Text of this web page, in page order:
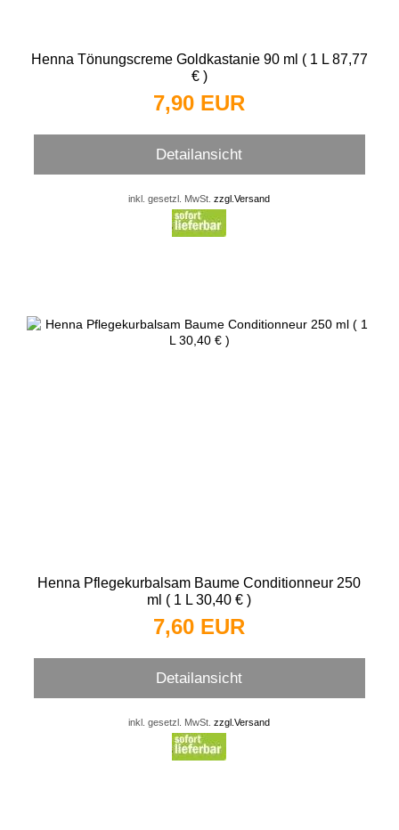
Henna Tönungscreme Goldkastanie 90 ml ( 1 L 87,77
€ )
7,90 EUR
Detailansicht
inkl. gesetzl. MwSt.zzgl.Versand
Henna Pflegekurbalsam Baume Conditionneur 250
ml ( 1 L 30,40 € )
7,60 EUR
Detailansicht
inkl. gesetzl. MwSt.zzgl.Versand